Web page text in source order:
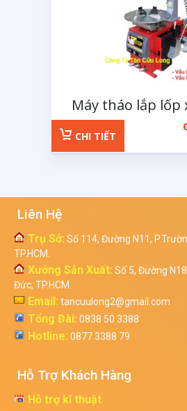
Máy tháo lắp lốp
Tecom
CHI TIẾT
Liên Hệ
Trụ Sở: Số 114, Đường N11,
TP.HCM.
Xưởng Sản Xuất: Số 5, Đường
Đức, TP.HCM.
Email: tancuulong2@gmail.com
Tổng Đài: 0838 50 3388
Hotline: 0877 3388 79
Hỗ Trợ Khách Hàng
Hỗ trợ kĩ thuật